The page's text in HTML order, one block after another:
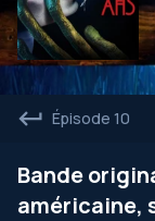
Épisode 10
Bande
américaine,